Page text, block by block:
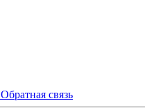
Обратная связь